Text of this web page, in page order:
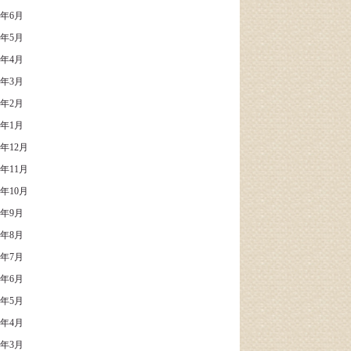
6月
5月
4月
3月
2月
1月
12月
11月
10月
9月
8月
7月
6月
5月
4月
3月